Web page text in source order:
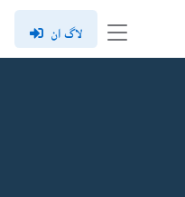
لاگ ان